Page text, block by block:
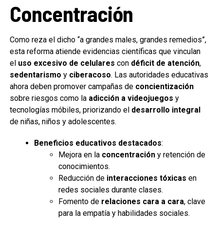
Concentración
Como reza el dicho “a grandes males, grandes remedios”,
esta reforma atiende evidencias científicas que vinculan
el uso excesivo de celulares con déficit de atención,
sedentarismo y ciberacoso. Las autoridades educativas
ahora deben promover campañas de concientización
sobre riesgos como la adicción a videojuegos y
tecnologías móbiles, priorizando el desarrollo integral
de niñas, niños y adolescentes.
Beneficios educativos destacados:
Mejora en la concentración y retención de
conocimientos.
Reducción de interacciones tóxicas en
redes sociales durante clases.
Fomento de relaciones cara a cara, clave
para la empatía y habilidades sociales.